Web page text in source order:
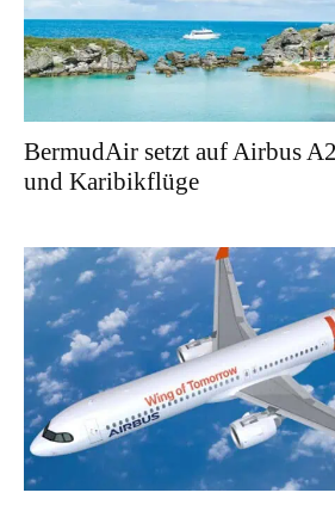
BermudAir setzt auf Airbus
und Karibikflüge